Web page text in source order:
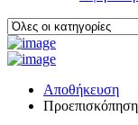
Αποθήκευση
Προεπισκόπηση